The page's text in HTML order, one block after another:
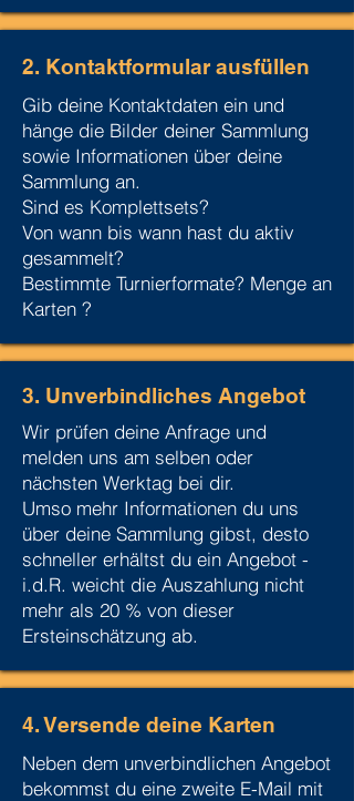
2. Kontaktformular ausfüllen
Gib deine Kontaktdaten ein und
hänge die Bilder deiner Sammlung
sowie Informationen über deine
Sammlung an.
Sind es Komplettsets?
Von wann bis wann hast du aktiv
gesammelt?
Bestimmte Turnierformate? Menge an
Karten ?
3. Unverbindliches Angebot
Wir prüfen deine Anfrage und
melden uns am selben oder
nächsten Werktag bei dir.
Umso mehr Informationen du uns
über deine Sammlung gibst, desto
schneller erhältst du ein Angebot -
i.d.R. weicht die Auszahlung nicht
mehr als 20 % von dieser
Ersteinschätzung ab.
4. Versende deine Karten
Neben dem unverbindlichen Angebot
bekommst du eine zweite E-Mail mit